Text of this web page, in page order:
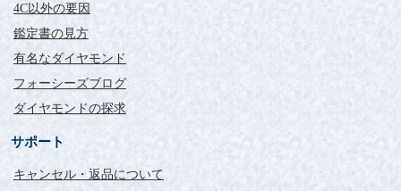
4C以外の要因
鑑定書の見方
有名なダイヤモンド
フォーシーズブログ
ダイヤモンドの探求
サポート
キャンセル・返品について